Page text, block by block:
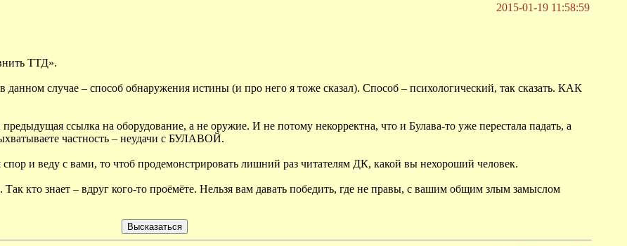
2015-01-19 11:58:59
ТТД».
случае – способ обнаружения истины (и про него я тоже сказал). Способ – психологический, так сказать. КАК
ссылка на оборудование, а не оружие. И не потому некорректна, что и Булава-то уже перестала падать, а
частность – неудачи с БУЛАВОЙ.
и веду с вами, то чтоб продемонстрировать лишний раз читателям ДК, какой вы нехороший человек.
кто знает – вдруг кого-то проёмёте. Нельзя вам давать победить, где не правы, с вашим общим злым замыслом